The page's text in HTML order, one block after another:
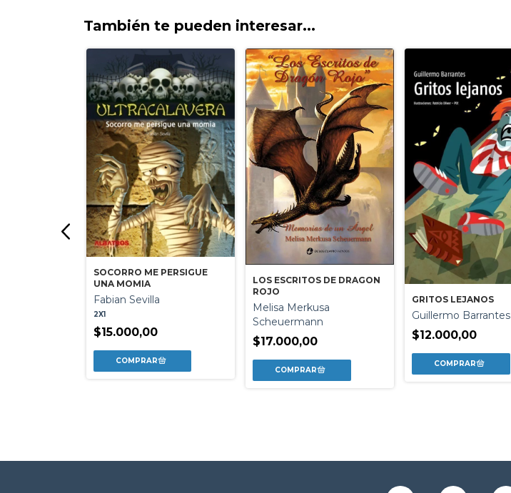
También te pueden interesar...
SOCORRO ME PERSIGUE
UNA MOMIA
Fabian Sevilla
2X1
$15.000,00
LOS ESCRITOS DE DRAGON
ROJO
Melisa Merkusa
Scheuermann
$17.000,00
GRITOS LEJANOS
Guillermo Barrantes
$12.000,00